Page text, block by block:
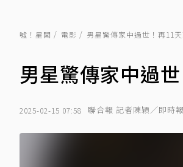
噓！星聞 電影 男星驚傳家中過世！再11
男星驚傳家中過
2025-02-15 07:58 聯合報 記者陳穎／即時